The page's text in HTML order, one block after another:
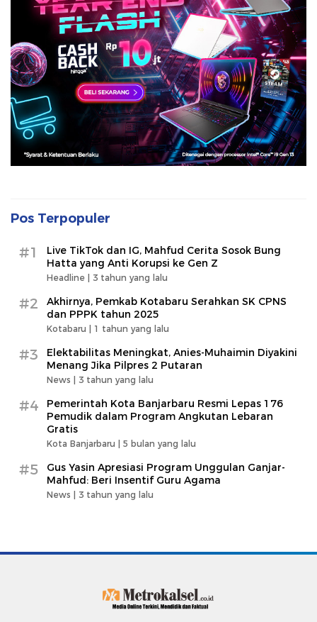
Pos Terpopuler
#1
Live TikTok dan IG, Mahfud Cerita Sosok Bung
Hatta yang Anti Korupsi ke Gen Z
Headline | 3 tahun yang lalu
#2
Akhirnya, Pemkab Kotabaru Serahkan SK CPNS
dan PPPK tahun 2025
Kotabaru | 1 tahun yang lalu
#3
Elektabilitas Meningkat, Anies-Muhaimin Diyakini
Menang Jika Pilpres 2 Putaran
News | 3 tahun yang lalu
#4
Pemerintah Kota Banjarbaru Resmi Lepas 176
Pemudik dalam Program Angkutan Lebaran
Gratis
Kota Banjarbaru | 5 bulan yang lalu
#5
Gus Yasin Apresiasi Program Unggulan Ganjar-
Mahfud: Beri Insentif Guru Agama
News | 3 tahun yang lalu